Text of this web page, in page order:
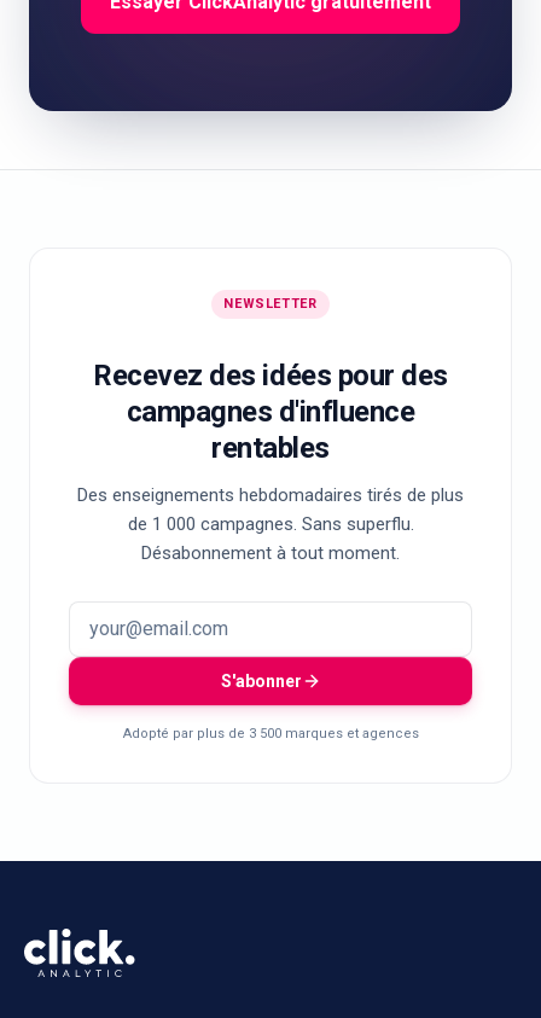
NEWSLETTER
Recevez des idées pour des
campagnes d'influence
rentables
Des enseignements hebdomadaires tirés de plus
de 1 000 campagnes. Sans superflu.
Désabonnement à tout moment.
S'abonner
Adopté par plus de 3 500 marques et agences